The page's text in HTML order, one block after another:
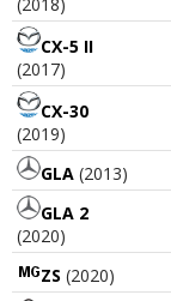
CX-5 II
(2017)
CX-30
(2019)
GLA (2013)
GLA 2
(2020)
ZS (2020)